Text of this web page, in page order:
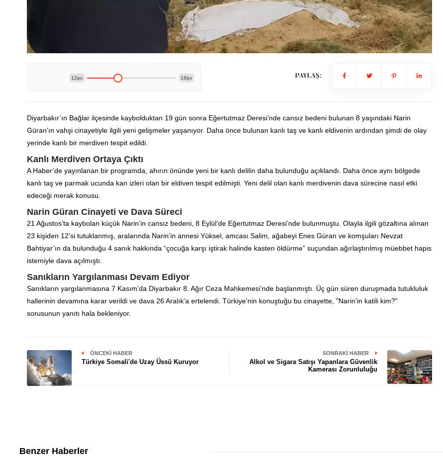
12px 18px PAYLAŞ:
Diyarbakır’ın Bağlar ilçesinde kaybolduktan 19 gün sonra Eğertutmaz Deresi’nde cansız bedeni bulunan 8 yaşındaki Narin
Güran’ın vahşi cinayetiyle ilgili yeni gelişmeler yaşanıyor. Daha önce bulunan kanlı taş ve kanlı eldivenin ardından şimdi de olay
yerinde kanlı bir merdiven tespit edildi.
Kanlı Merdiven Ortaya Çıktı
A Haber’de yayınlanan bir programda, ahırın önünde yeni bir kanlı delilin daha bulunduğu açıklandı. Daha önce aynı bölgede
kanlı taş ve parmak ucunda kan izleri olan bir eldiven tespit edilmişti. Yeni delil olan kanlı merdivenin dava sürecine nasıl etki
edeceği merak konusu.
Narin Güran Cinayeti ve Dava Süreci
21 Ağustos’ta kaybolan küçük Narin’in cansız bedeni, 8 Eylül’de Eğertutmaz Deresi’nde bulunmuştu. Olayla ilgili gözaltına alınan
23 kişiden 12’si tutuklanmış, aralarında Narin’in annesi Yüksel, amcası Salim, ağabeyi Enes Güran ve komşuları Nevzat
Bahtiyar’ın da bulunduğu 4 sanık hakkında “çocuğa karşı iştirak halinde kasten öldürme” suçundan ağırlaştırılmış müebbet hapis
istemiyle dava açılmıştı.
Sanıkların Yargılanması Devam Ediyor
Sanıkların yargılanmasına 7 Kasım’da Diyarbakır 8. Ağır Ceza Mahkemesi’nde başlanmıştı. Üç gün süren duruşmada tutukluluk
hallerinin devamına karar verildi ve dava 26 Aralık’a ertelendi. Türkiye’nin konuştuğu bu cinayette, "Narin’in katili kim?"
sorusunun yanıtı hala bekleniyor.
ÖNCEKI HABER
Türkiye Somali'de Uzay Üssü Kuruyor
SONRAKI HABER
Alkol ve Sigara Satışı Yapanlara Güvenlik
Kamerası Zorunluluğu
Benzer Haberler